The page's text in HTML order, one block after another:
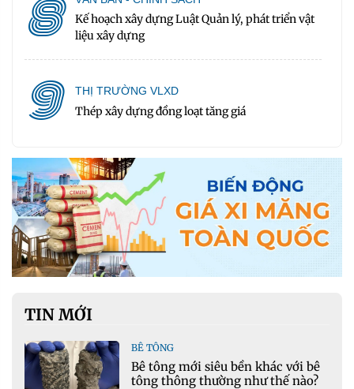
8
Kế hoạch xây dựng Luật Quản lý, phát triển vật
liệu xây dựng
9 THỊ TRƯỜNG VLXD
Thép xây dựng đồng loạt tăng giá
TIN MỚI
BÊ TÔNG
Bê tông mới siêu bền khác với bê
tông thông thường như thế nào?